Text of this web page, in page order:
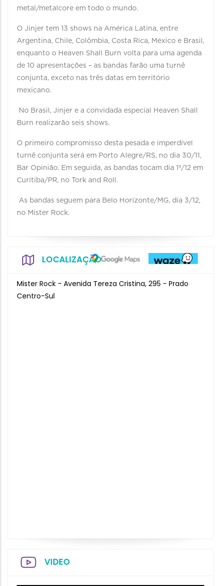
metal/metalcore em todo o mundo.
O Jinjer tem 13 shows na América Latina, entre
Argentina, Chile, Colômbia, Costa Rica, México e Brasil,
enquanto o Heaven Shall Burn volta para uma agenda
de 10 apresentações – as bandas farão uma turnê
conjunta, exceto nas três datas em território
mexicano.
No Brasil, Jinjer e a convidada especial Heaven Shall
Burn realizarão seis shows.
O primeiro compromisso desta pesada e imperdível
turnê conjunta será em Porto Alegre/RS, no dia 30/11,
Bar Opinião. Em seguida, as bandas tocam dia 1º/12 em
Curitiba/PR, no Tork and Roll.
As bandas seguem para Belo Horizonte/MG, dia 3/12,
no Mister Rock.
LOCALIZAÇÃO
Mister Rock - Avenida Tereza Cristina, 295 - Prado
Centro-Sul
VIDEO